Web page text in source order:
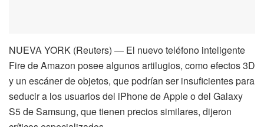
NUEVA YORK (Reuters) — El nuevo teléfono inteligente
Fire de Amazon posee algunos artilugios, como efectos 3D
y un escáner de objetos, que podrían ser insuficientes para
seducir a los usuarios del iPhone de Apple o del Galaxy
S5 de Samsung, que tienen precios similares, dijeron